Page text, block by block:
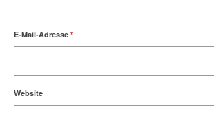
E-Mail-Adresse *
Website